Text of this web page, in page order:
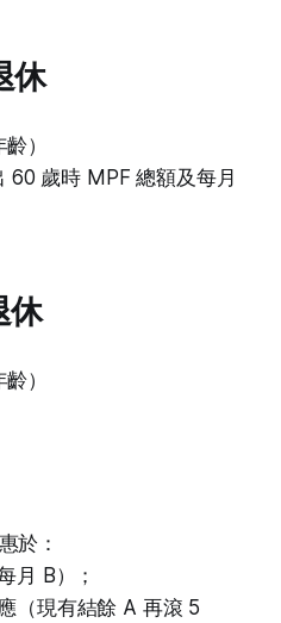
休
）
60 歲時 MPF 總額及每月
休
）
於：
月 B）；
（現有結餘 A 再滾 5